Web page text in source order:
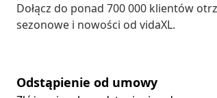
Dołącz do ponad 700 000 klientów
sezonowe i nowości od vidaXL.
Odstąpienie od umowy